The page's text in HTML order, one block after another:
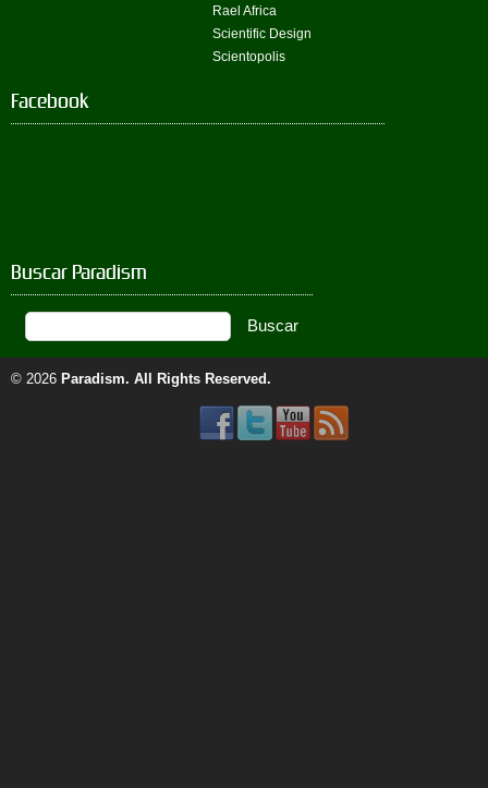
Rael Africa
Scientific Design
Scientopolis
Facebook
Buscar Paradism
© 2026 Paradism. All Rights Reserved.